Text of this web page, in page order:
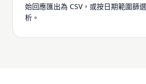
始回應匯出為 CSV，或按日期範圍篩
析。